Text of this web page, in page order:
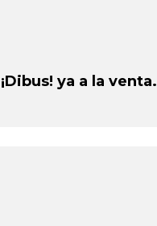
ya a la venta.